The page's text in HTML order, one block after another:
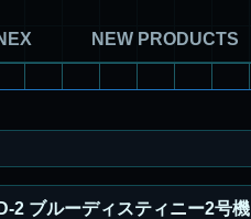
NEW PRODUCTS
2 ブルーディスティニー2号機